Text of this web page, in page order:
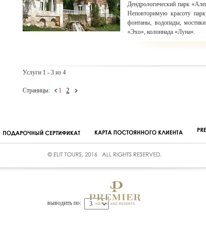
Дендрологический парк
Неповторимую красоту
фонтаны, водопады,
«Эхо», колоннада «Луна».
Услуги 1 - 3 из 4
Страницы: 1 2
выводить по: